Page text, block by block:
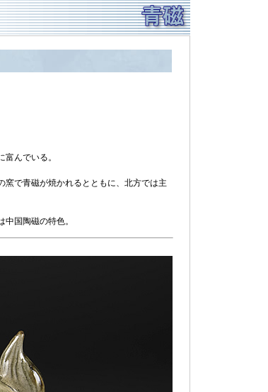
んでいる。
で青磁が焼かれるとともに、北方では主
国陶磁の特色。